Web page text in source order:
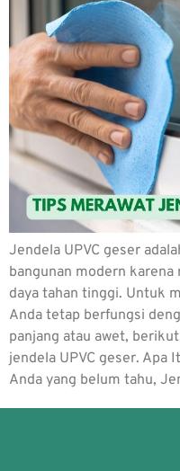
Jendela UPVC geser
bangunan modern
daya tahan tinggi. Untuk
Anda tetap berfungsi
panjang atau awet,
jendela UPVC geser. Apa
Anda yang belum tahu,